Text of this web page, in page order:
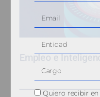
Empleo e
Quiero recibir